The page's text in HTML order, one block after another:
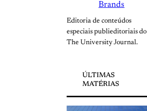
Brands
Editoria de conteúdos
especiais publieditoriais do
The University Journal.
ÚLTIMAS
MATÉRIAS